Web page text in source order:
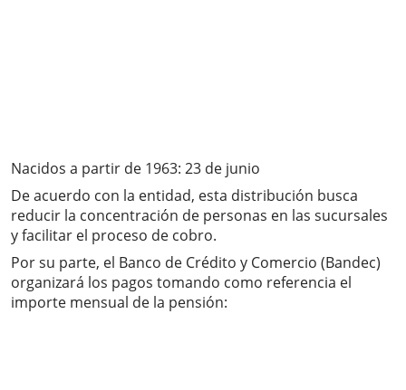
Nacidos a partir de 1963: 23 de junio
De acuerdo con la entidad, esta distribución busca
reducir la concentración de personas en las sucursales
y facilitar el proceso de cobro.
Por su parte, el Banco de Crédito y Comercio (Bandec)
organizará los pagos tomando como referencia el
importe mensual de la pensión: